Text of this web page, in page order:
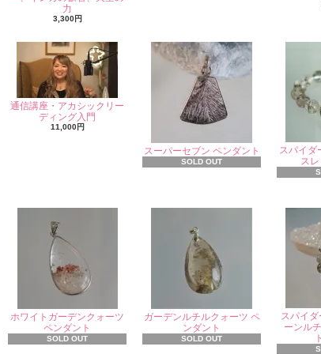
力
3,300円
通信講座・アカシックリー
ディング入門
11,000円
スーパーセブン ペンダント
SOLD OUT
スパイ
ス
ホワイトガーデンクォーツ
ペンダント
SOLD OUT
ガーデンルチルクォーツ ペ
ンダント
SOLD OUT
スパイダ
ーンル